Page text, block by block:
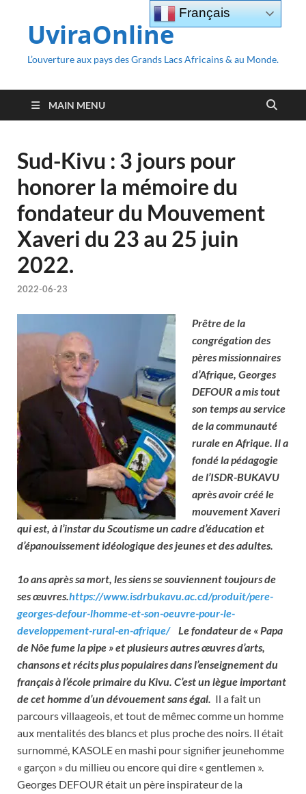
UviraOnline
L’ouverture aux pays des Grands Lacs Africains & au Monde.
MAIN MENU
Sud-Kivu : 3 jours pour
honorer la mémoire du
fondateur du Mouvement
Xaveri du 23 au 25 juin
2022.
2022-06-23
Prêtre de la
congrégation des
pères missionnaires
d’Afrique, Georges
DEFOUR a mis tout
son temps au service
de la communauté
rurale en Afrique. Il a
fondé la pédagogie
de l’ISDR-BUKAVU
après avoir créé le
mouvement Xaveri
qui est, à l’instar du Scoutisme un cadre d’éducation et
d’épanouissement idéologique des jeunes et des adultes.
1o ans après sa mort, les siens se souviennent toujours de
ses œuvres.https://www.isdrbukavu.ac.cd/produit/pere-
georges-defour-lhomme-et-son-oeuvre-pour-le-
developpement-rural-en-afrique/Le fondateur de « Papa
de Nôe fume la pipe » et plusieurs autres œuvres d’arts,
chansons et récits plus populaires dans l’enseignement du
français à l’école primaire du Kivu. C’est un lègue important
de cet homme d’un dévouement sans égal. Il a fait un
parcours villaageois, et tout de mêmec comme un homme
aux mentalités des blancs et plus proche des noirs. Il était
surnommé, KASOLE en mashi pour signifier jeunehomme
« garçon » du millieu ou encore qui dire « gentlemen ».
Georges DEFOUR était un père inspirateur de la
Français